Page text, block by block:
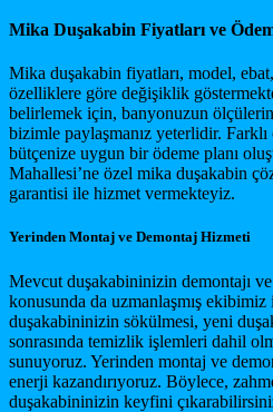
Mika Duşakabin Fiyatları ve
Mika duşakabin fiyatları, model,
özelliklere göre değişiklik
belirlemek için, banyonuzun
bizimle paylaşmanız yeterlidir.
bütçenize uygun bir ödeme planı
Mahallesi’ne özel mika duşakabin
garantisi ile hizmet vermekteyiz.
Yerinden Montaj ve Demontaj Hizmeti
Mevcut duşakabininizin demontajı
konusunda da uzmanlaşmış
duşakabininizin sökülmesi, yeni
sonrasında temizlik işlemleri dahil
sunuyoruz. Yerinden montaj ve
enerji kazandırıyoruz. Böylece,
duşakabininizin keyfini